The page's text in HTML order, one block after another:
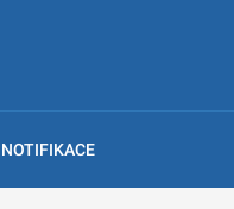
NOTIFIKACE